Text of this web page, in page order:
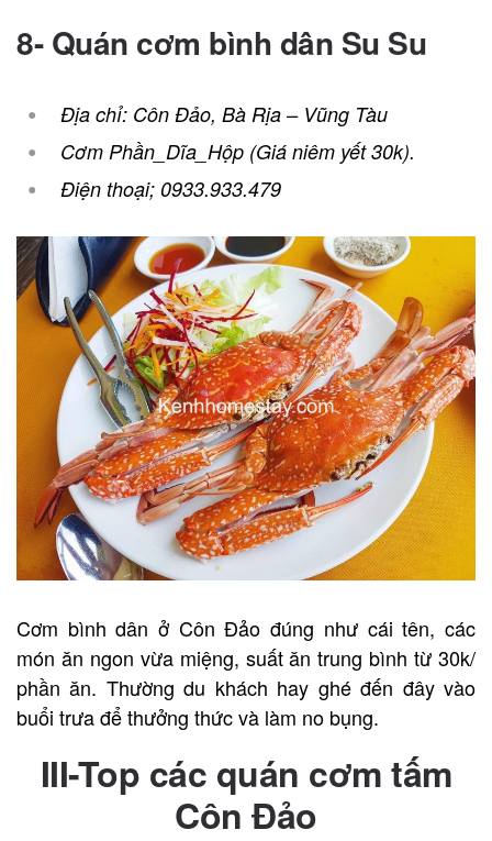
8- Quán cơm bình dân Su Su
Địa chỉ: Côn Đảo, Bà Rịa – Vũng Tàu
Cơm Phần_Dĩa_Hộp (Giá niêm yết 30k).
Điện thoại; 0933.933.479
Cơm bình dân ở Côn Đảo đúng như cái tên, các
món ăn ngon vừa miệng, suất ăn trung bình từ 30k/
phần ăn. Thường du khách hay ghé đến đây vào
buổi trưa để thưởng thức và làm no bụng.
III-Top các quán cơm tấm
Côn Đảo